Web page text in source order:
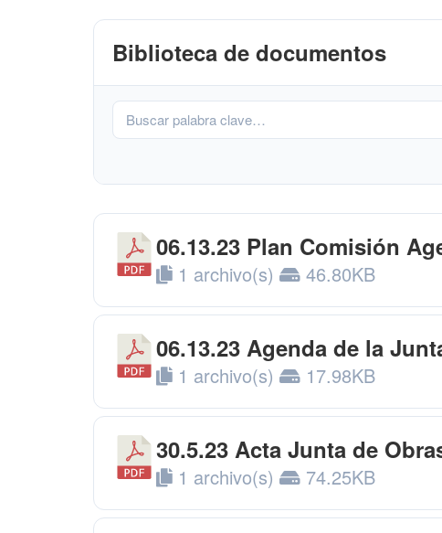
Biblioteca de documentos
06.13.23 Plan Comisión
1 archivo(s) 46.80KB
06.13.23 Agenda de la
1 archivo(s) 17.98KB
30.5.23 Acta Junta de
1 archivo(s) 74.25KB